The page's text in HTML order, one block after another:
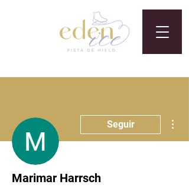
Seguir
Marimar Harrsch